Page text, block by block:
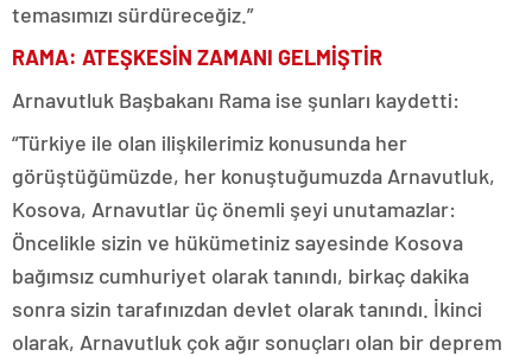
temasımızı sürdüreceğiz.”
RAMA: ATEŞKESİN ZAMANI GELMİŞTİR
Arnavutluk Başbakanı Rama ise şunları kaydetti:
“Türkiye ile olan ilişkilerimiz konusunda her
görüştüğümüzde, her konuştuğumuzda Arnavutluk,
Kosova, Arnavutlar üç önemli şeyi unutamazlar:
Öncelikle sizin ve hükümetiniz sayesinde Kosova
bağımsız cumhuriyet olarak tanındı, birkaç dakika
sonra sizin tarafınızdan devlet olarak tanındı. İkinci
olarak, Arnavutluk çok ağır sonuçları olan bir deprem